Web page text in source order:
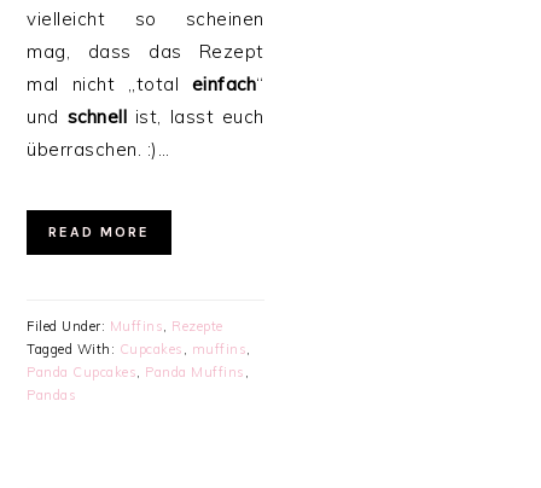
vielleicht so scheinen
mag, dass das Rezept
mal nicht „total einfach“
und schnell ist, lasst euch
überraschen. :)…
READ MORE
Filed Under: Muffins, Rezepte
Tagged With: Cupcakes , muffins,
Panda Cupcakes, Panda Muffins ,
Pandas